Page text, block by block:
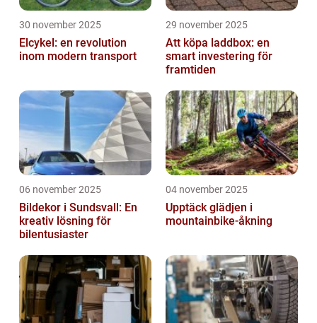
30 november 2025
Elcykel: en revolution
inom modern transport
29 november 2025
Att köpa laddbox: en
smart investering för
framtiden
06 november 2025
Bildekor i Sundsvall: En
kreativ lösning för
bilentusiaster
04 november 2025
Upptäck glädjen i
mountainbike-åkning